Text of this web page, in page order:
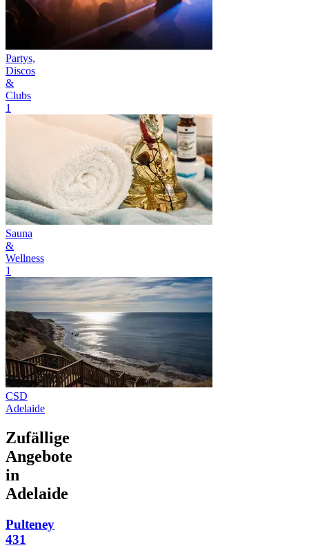
Partys,
Discos
&
Clubs
1
Sauna
&
Wellness
1
CSD
Adelaide
Zufällige
Angebote
in
Adelaide
Pulteney
431